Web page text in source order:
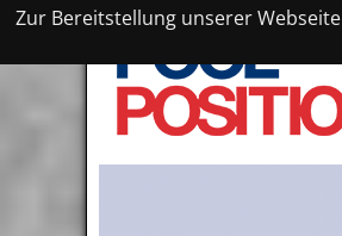
Zur Bereitstellung unserer